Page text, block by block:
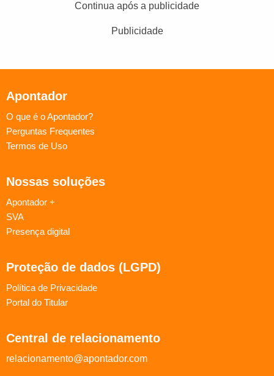
Continua após a publicidade
Publicidade
Apontador
O que é o Apontador?
Perguntas Frequentes
Termos de Uso
Nossas soluções
Apontador +
SVA
Presença digital
Proteção de dados (LGPD)
Política de Privacidade
Portal do Titular
Central de relacionamento
relacionamento@apontador.com